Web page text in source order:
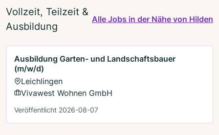
Vollzeit, Teilzeit &
Ausbildung
Alle Jobs in der Nähe von Hilden
Ausbildung Garten- und Landschaftsbauer
(m/w/d)
Leichlingen
Vivawest Wohnen GmbH
Veröffentlicht 2026-08-07